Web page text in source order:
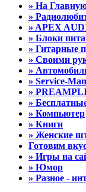
» На
»
» APEX
» Блоки
» Гитарные
» Своими
»
» Service-
»
»
» Компьютер
» Книги
» Женские
Готовим
» Игры на
» Юмор
» Разное -